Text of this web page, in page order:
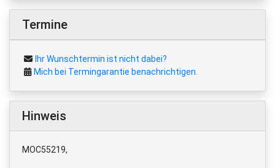
Termine
Ihr Wunschtermin ist nicht dabei?
Mich bei Termingarantie benachrichtigen.
Hinweis
MOC55219,